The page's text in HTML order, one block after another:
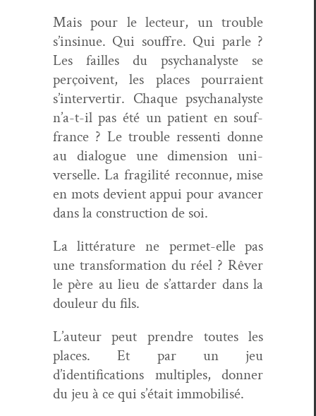
Mais pour le lecteur, un trou­ble
s’insin­ue. Qui souf­fre. Qui par­le ?
Les failles du psy­ch­an­a­lyste se
perçoivent, les places pour­raient
s’in­ter­ver­tir. Chaque psy­ch­an­a­lyste
n’a-t-il pas été un patient en souf­
france ? Le trou­ble ressen­ti donne
au dia­logue une dimen­sion uni­
verselle. La fragilité recon­nue, mise
en mots devient appui pour avancer
dans la con­struc­tion de soi.
La lit­téra­ture ne per­met-elle pas
une trans­for­ma­tion du réel ? Rêver
le père au lieu de s’attarder dans la
douleur du fils.
L’auteur peut pren­dre toutes les
places. Et par un jeu
d’identifications mul­ti­ples, don­ner
du jeu à ce qui s’é­tait immobilisé.